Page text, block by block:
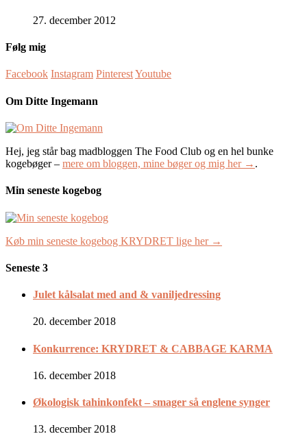
27. december 2012
Følg mig
Facebook Instagram PinterestYoutube
Om Ditte Ingemann
Hej, jeg står bag madbloggen The Food Club og en hel bunke
kogebøger – mere om bloggen, mine bøger og mig her → .
Min seneste kogebog
Køb min seneste kogebog KRYDRET lige her →
Seneste 3
Julet kålsalat med and & vaniljedressing
20. december 2018
Konkurrence: KRYDRET & CABBAGE KARMA
16. december 2018
Økologisk tahinkonfekt – smager så englene synger
13. december 2018